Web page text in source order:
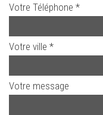
Votre Téléphone *
Votre ville *
Votre message